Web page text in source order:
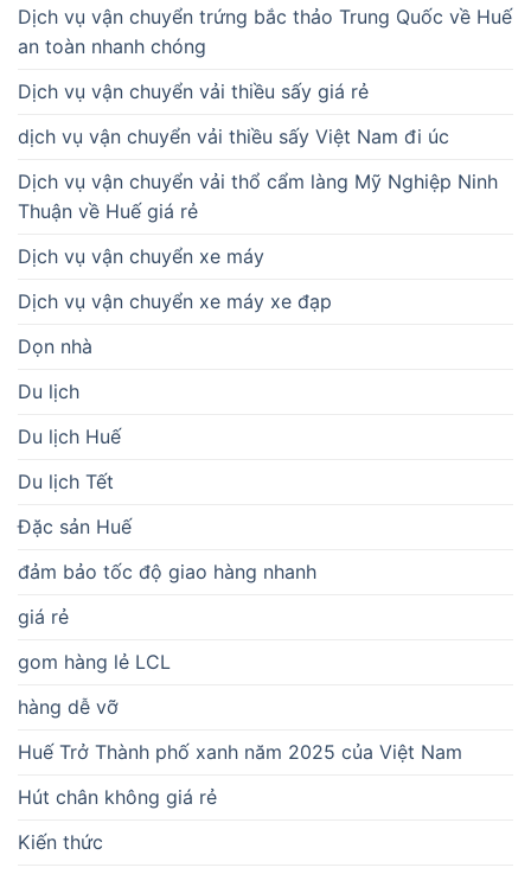
Dịch vụ vận chuyển trứng bắc thảo Trung Quốc về Huế
an toàn nhanh chóng
Dịch vụ vận chuyển vải thiều sấy giá rẻ
dịch vụ vận chuyển vải thiều sấy Việt Nam đi úc
Dịch vụ vận chuyển vải thổ cẩm làng Mỹ Nghiệp Ninh
Thuận về Huế giá rẻ
Dịch vụ vận chuyển xe máy
Dịch vụ vận chuyển xe máy xe đạp
Dọn nhà
Du lịch
Du lịch Huế
Du lịch Tết
Đặc sản Huế
đảm bảo tốc độ giao hàng nhanh
giá rẻ
gom hàng lẻ LCL
hàng dễ vỡ
Huế Trở Thành phố xanh năm 2025 của Việt Nam
Hút chân không giá rẻ
Kiến thức